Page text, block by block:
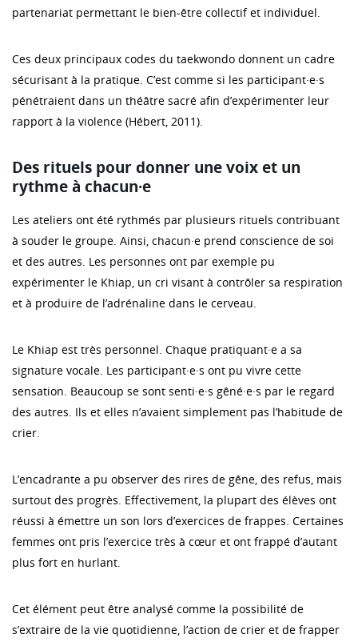
partenariat permettant le bien-être collectif et individuel.
Ces deux principaux codes du taekwondo donnent un cadre
sécurisant à la pratique. C’est comme si les participant·e·s
pénétraient dans un théâtre sacré afin d’expérimenter leur
rapport à la violence (Hébert, 2011).
Des rituels pour donner une voix et un
rythme à chacun·e
Les ateliers ont été rythmés par plusieurs rituels contribuant
à souder le groupe. Ainsi, chacun·e prend conscience de soi
et des autres. Les personnes ont par exemple pu
expérimenter le Khiap, un cri visant à contrôler sa respiration
et à produire de l’adrénaline dans le cerveau.
Le Khiap est très personnel. Chaque pratiquant·e a sa
signature vocale. Les participant·e·s ont pu vivre cette
sensation. Beaucoup se sont senti·e·s gêné·e·s par le regard
des autres. Ils et elles n’avaient simplement pas l’habitude de
crier.
L’encadrante a pu observer des rires de gêne, des refus, mais
surtout des progrès. Effectivement, la plupart des élèves ont
réussi à émettre un son lors d’exercices de frappes. Certaines
femmes ont pris l’exercice très à cœur et ont frappé d’autant
plus fort en hurlant.
Cet élément peut être analysé comme la possibilité de
s’extraire de la vie quotidienne, l’action de crier et de frapper